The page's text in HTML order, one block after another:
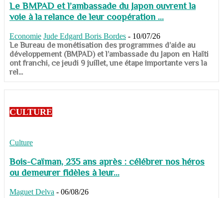
Le BMPAD et l’ambassade du Japon ouvrent la
voie à la relance de leur coopération ...
Economie Jude Edgard Boris Bordes - 10/07/26
​​​​​​​Le Bureau de monétisation des programmes d’aide au
développement (BMPAD) et l’ambassade du Japon en Haïti
ont franchi, ce jeudi 9 juillet, une étape importante vers la
rel...
CULTURE
Culture
Bois-Caïman, 235 ans après : célébrer nos héros
ou demeurer fidèles à leur...
Maguet Delva - 06/08/26